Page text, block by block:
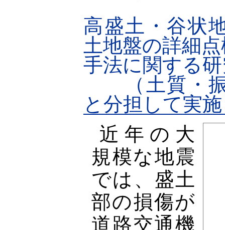
高盛土・谷状
土地盤の詳細
手法に関する
（土質・振
と分担して実
近年の大
規模な地震
では、盛土
部の損傷が
道路交通機